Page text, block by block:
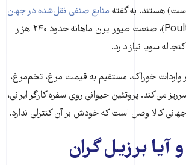
هستند. به گفتهمنابع صنفی نقل‌شده در جهان
(Poultry World)، صنعت طیور ایران ماهانه حدود ۲۴۰ هزار
واردات خوراک، مستقیم به قیمت مرغ، تخم‌مرغ،
می‌کند. پروتئین حیوانی روی سفره کارگر ایرانی،
کالا وصل است که خودش بر آن کنترلی ندارد.
آیا برزیل گران